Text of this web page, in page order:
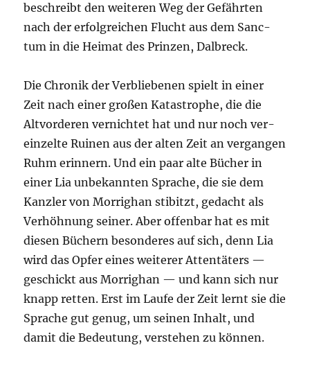
beschreibt den wei­te­ren Weg der Gefähr­ten
nach der erfolg­rei­chen Flucht aus dem Sanc­
tum in die Hei­mat des Prin­zen, Dalbreck.
Die Chro­nik der Ver­blie­be­nen spielt in einer
Zeit nach einer gro­ßen Kata­stro­phe, die die
Alt­vor­de­ren ver­nich­tet hat und nur noch ver­
ein­zel­te Rui­nen aus der alten Zeit an ver­gan­gen
Ruhm erin­nern. Und ein paar alte Bücher in
einer Lia unbe­kann­ten Spra­che, die sie dem
Kanz­ler von Mor­rig­han sti­bitzt, gedacht als
Ver­höh­nung sei­ner. Aber offen­bar hat es mit
die­sen Büchern beson­de­res auf sich, denn Lia
wird das Opfer eines wei­te­rer Atten­tä­ters —
geschickt aus Mor­rig­han — und kann sich nur
knapp ret­ten. Erst im Lau­fe der Zeit lernt sie die
Spra­che gut genug, um sei­nen Inhalt, und
damit die Bedeu­tung, ver­ste­hen zu können.